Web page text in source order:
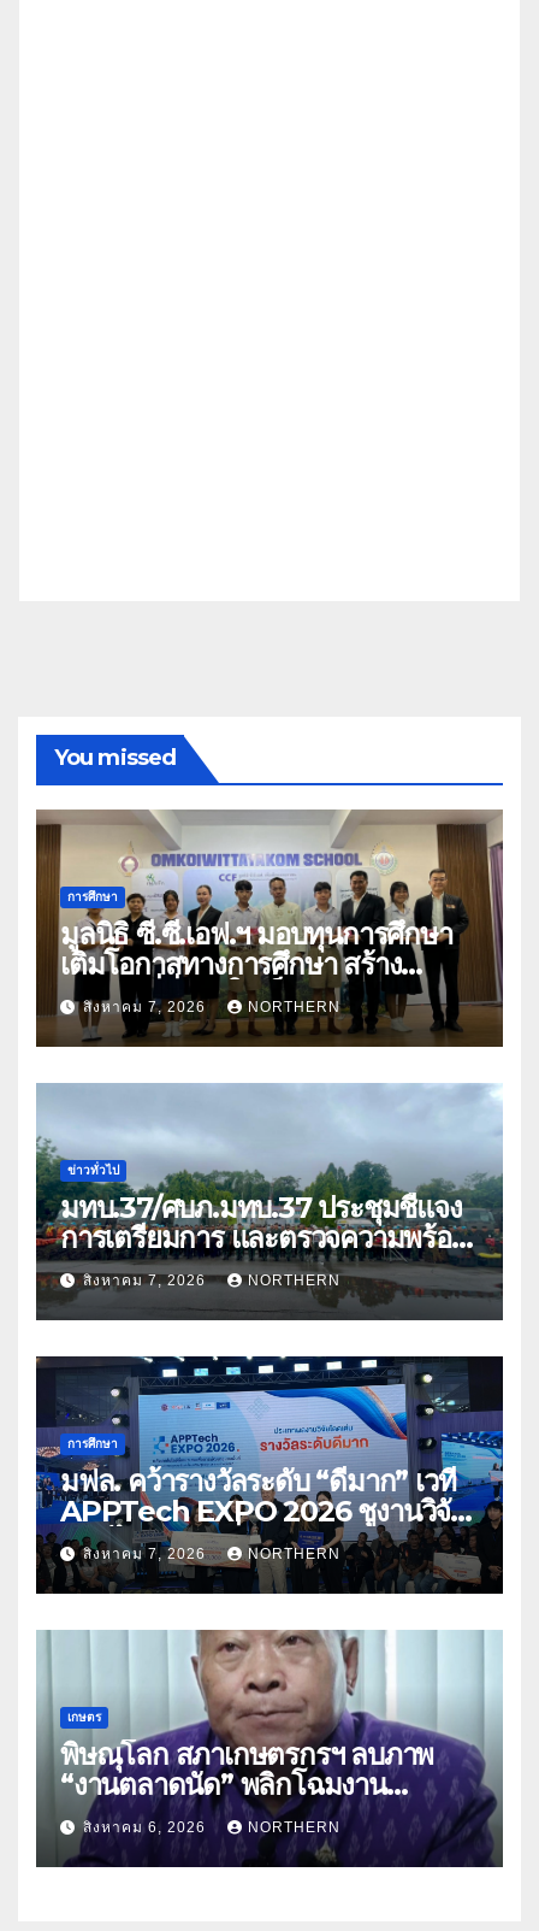
You missed
การศึกษา
มูลนิธิ ซี.ซี.เอฟ.ฯ มอบทุนการศึกษา
เติมโอกาสทางการศึกษา สร้าง
อนาคตที่มั่นคงให้เด็กและเยาวชน
ด้อยโอกาส
สิงหาคม 7, 2026 NORTHERN
ข่าวทั่วไป
มทบ.37/ศบภ.มทบ.37 ประชุมชี้แจง
การเตรียมการ และตรวจความพร้อม
ด้านการบรรเทาสาธารณภัย
สิงหาคม 7, 2026 NORTHERN
การศึกษา
มฟล. คว้ารางวัลระดับ “ดีมาก” เวที
APPTech EXPO 2026 ชูงานวิจัย
สมุนไพร ขับเคลื่อนนวัตกรรมสู่เชิง
พาณิชย์
สิงหาคม 7, 2026 NORTHERN
เกษตร
พิษณุโลก สภาเกษตรกรฯ ลบภาพ
“งานตลาดนัด” พลิกโฉมงาน
“เกษตรรุ่งเรืองเมืองสองแคว 69” มุ่ง
ประโยชน์เกษตรกร ดึงนวัตกรรม-จับ
คู่ธุรกิจดันสินค้าเกษตรสู่สากล (คลิป)
สิงหาคม 6, 2026 NORTHERN